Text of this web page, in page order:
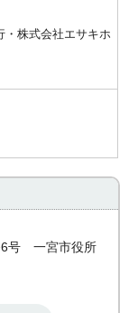
・株式会社エサキホ
6号 一宮市役所